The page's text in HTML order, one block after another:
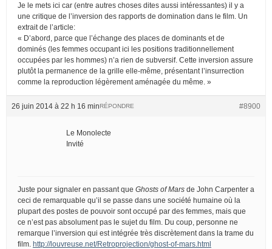
Je le mets ici car (entre autres choses dites aussi intéressantes) il y a
une critique de l’inversion des rapports de domination dans le film. Un
extrait de l’article:
« D’abord, parce que l’échange des places de dominants et de
dominés (les femmes occupant ici les positions traditionnellement
occupées par les hommes) n’a rien de subversif. Cette inversion assure
plutôt la permanence de la grille elle-même, présentant l’insurrection
comme la reproduction légèrement aménagée du même. »
26 juin 2014 à 22 h 16 min #8900
RÉPONDRE
Le Monolecte
Invité
Juste pour signaler en passant que Ghosts of Mars de John Carpenter a
ceci de remarquable qu’il se passe dans une société humaine où la
plupart des postes de pouvoir sont occupé par des femmes, mais que
ce n’est pas absolument pas le sujet du film. Du coup, personne ne
remarque l’inversion qui est intégrée très discrètement dans la trame du
film. http://louvreuse.net/Retroprojection/ghost-of-mars.html